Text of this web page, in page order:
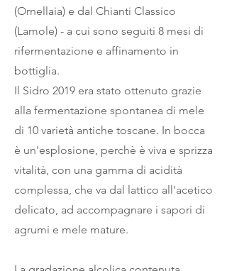
(Ornellaia) e dal Chianti Classico
(Lamole) - a cui sono seguiti 8 mesi di
rifermentazione e affinamento in
bottiglia.
Il Sidro 2019 era stato ottenuto grazie
alla fermentazione spontanea di mele
di 10 varietà antiche toscane. In bocca
è un'esplosione, perchè è viva e sprizza
vitalità, con una gamma di acidità
complessa, che va dal lattico all'acetico
delicato, ad accompagnare i sapori di
agrumi e mele mature.